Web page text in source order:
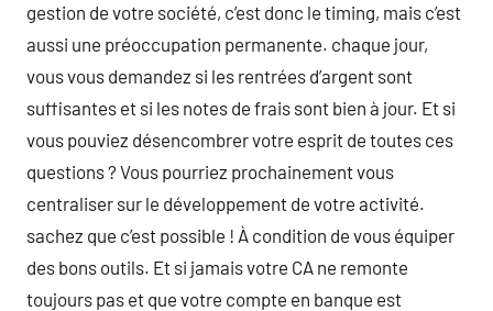
gestion de votre société, c’est donc le timing, mais c’est
aussi une préoccupation permanente. chaque jour,
vous vous demandez si les rentrées d’argent sont
suffisantes et si les notes de frais sont bien à jour. Et si
vous pouviez désencombrer votre esprit de toutes ces
questions ? Vous pourriez prochainement vous
centraliser sur le développement de votre activité.
sachez que c’est possible ! À condition de vous équiper
des bons outils. Et si jamais votre CA ne remonte
toujours pas et que votre compte en banque est